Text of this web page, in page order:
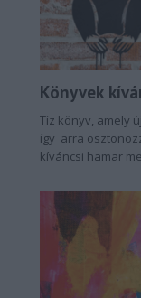
Könyvek
Tíz könyv, amely
így arra
kíváncsi hamar